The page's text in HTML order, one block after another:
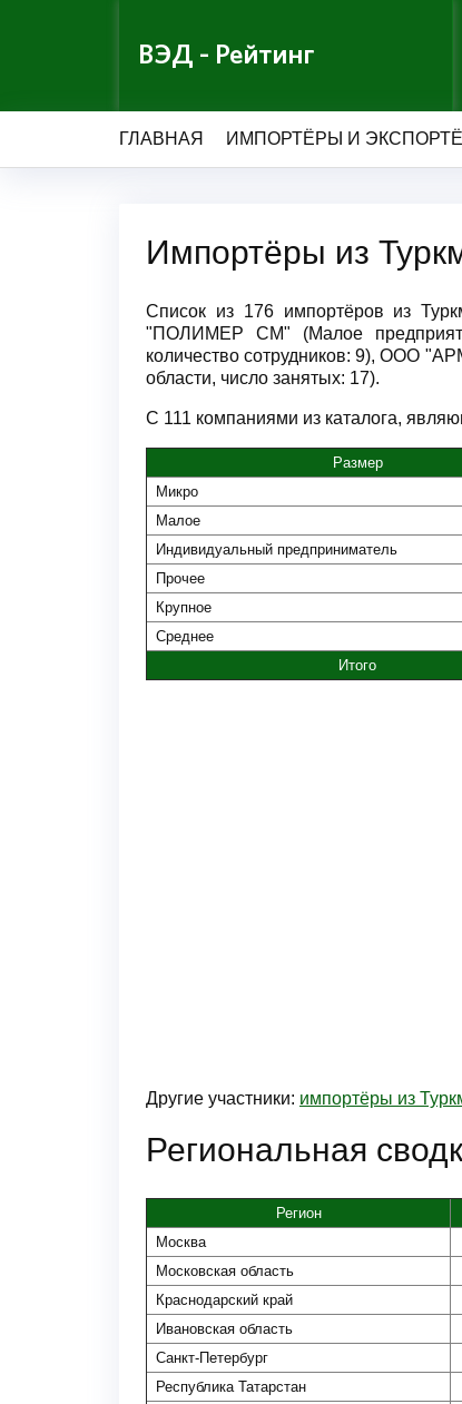
ВЭД - Рейтинг
ГЛАВНАЯ ИМПОРТЁРЫ И
Импортёры из
Список из 176 импортёров из
"ПОЛИМЕР СМ" (Малое
количество сотрудников: 9), ООО
области, число занятых: 17).
С 111 компаниями из каталога,
Размер
Микро
Малое
Индивидуальный предприниматель
Прочее
Крупное
Среднее
Итого
Другие участники: импортёры из
Региональная
Регион
Москва
Московская область
Краснодарский край
Ивановская область
Санкт-Петербург
Республика Татарстан